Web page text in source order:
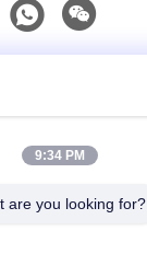
9:34 PM
are you looking for?